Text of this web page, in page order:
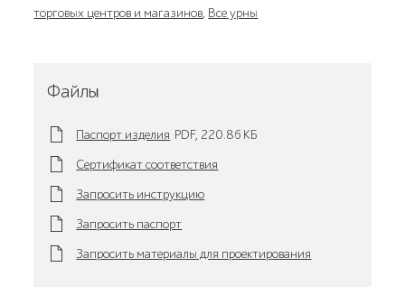
торговых центров и магазинов, Все урны
Файлы
Паспорт изделия PDF, 220.86 KБ
Сертификат соответствия
Запросить инструкцию
Запросить паспорт
Запросить материалы для проектирования